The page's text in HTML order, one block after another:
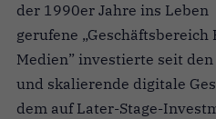
der 1990er Jahre ins Leben
gerufene „Geschäftsbereich
Medien” investierte seit
und skalierende digitale
dem auf Later-Stage-